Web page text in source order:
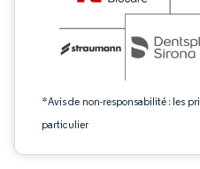
*Avis de non-responsabilité : les
particulier